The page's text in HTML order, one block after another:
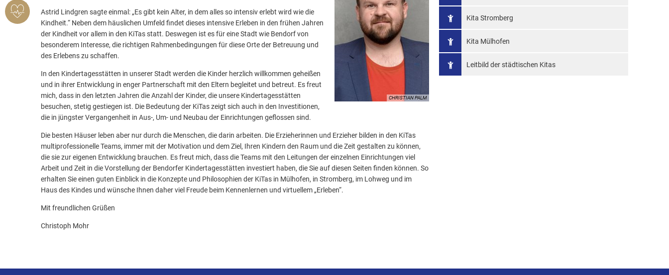
HERZSICHERES
BENDORF
CHRISTIAN PALM
Astrid Lindgren sagte einmal: „Es gibt kein Alter, in dem alles so intensiv erlebt wird wie die
Kindheit.“ Neben dem häuslichen Umfeld findet dieses intensive Erleben in den frühen Jahren
der Kindheit vor allem in den KiTas statt. Deswegen ist es für eine Stadt wie Bendorf von
besonderem Interesse, die richtigen Rahmenbedingungen für diese Orte der Betreuung und
des Erlebens zu schaffen.
In den Kindertagesstätten in unserer Stadt werden die Kinder herzlich willkommen geheißen
und in ihrer Entwicklung in enger Partnerschaft mit den Eltern begleitet und betreut. Es freut
mich, dass in den letzten Jahren die Anzahl der Kinder, die unsere Kindertagesstätten
besuchen, stetig gestiegen ist. Die Bedeutung der KiTas zeigt sich auch in den Investitionen,
die in jüngster Vergangenheit in Aus-, Um- und Neubau der Einrichtungen geflossen sind.
Die besten Häuser leben aber nur durch die Menschen, die darin arbeiten. Die Erzieherinnen und Erzieher bilden in den KiTas
multiprofessionelle Teams, immer mit der Motivation und dem Ziel, Ihren Kindern den Raum und die Zeit gestalten zu können,
die sie zur eigenen Entwicklung brauchen. Es freut mich, dass die Teams mit den Leitungen der einzelnen Einrichtungen viel
Arbeit und Zeit in die Vorstellung der Bendorfer Kindertagesstätten investiert haben, die Sie auf diesen Seiten finden können. So
erhalten Sie einen guten Einblick in die Konzepte und Philosophien der KiTas in Mülhofen, in Stromberg, im Lohweg und im
Haus des Kindes und wünsche Ihnen daher viel Freude beim Kennenlernen und virtuellem „Erleben“.
Mit freundlichen Grüßen
Christoph Mohr
Kita Stromberg
Kita Mülhofen
Leitbild der städtischen Kitas